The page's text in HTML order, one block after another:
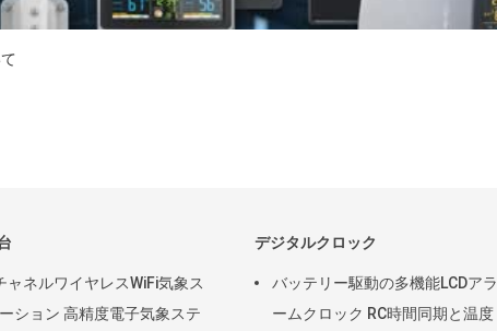
ャネルワイヤレスWiFi気象ス
ション 高精度電子気象ステ
デジタルクロック
バッテリー駆動の多機能LCDアラ
ームクロック RC時間同期と温度